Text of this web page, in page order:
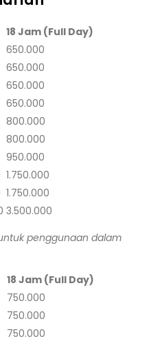
18 Jam (Full Day)
650.000
650.000
650.000
650.000
800.000
800.000
950.000
1.750.000
1.750.000
3.500.000
penggunaan dalam
18 Jam (Full Day)
750.000
750.000
750.000